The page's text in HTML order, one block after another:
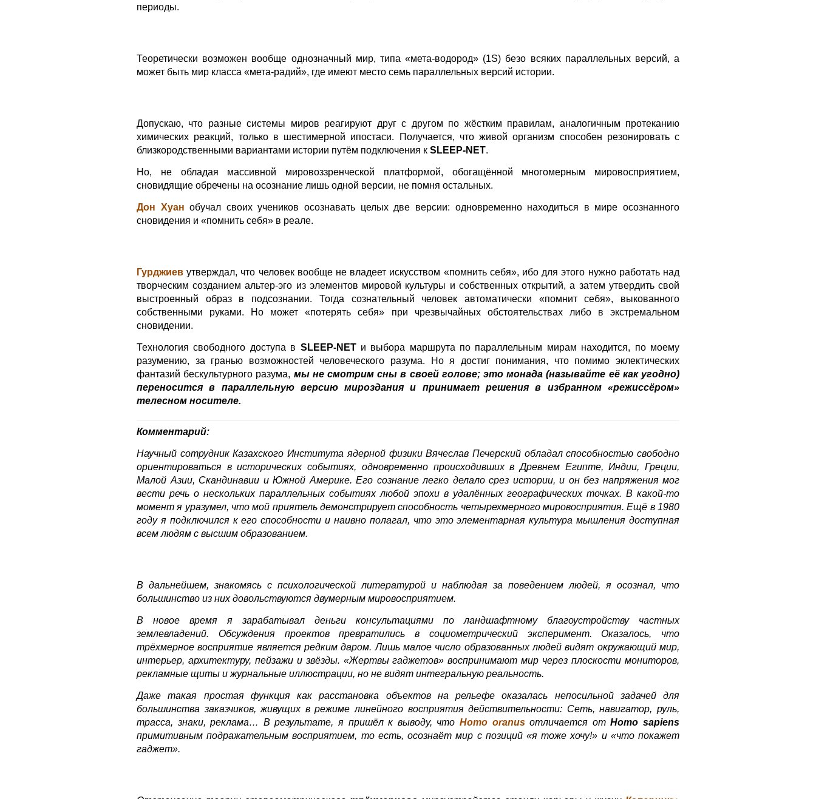
периоды.
Теоретически возможен вообще однозначный мир, типа «мета-водород» (1S) безо всяких параллельных версий, а
может быть мир класса «мета-радий», где имеют место семь параллельных версий истории.
Допускаю, что разные системы миров реагируют друг с другом по жёстким правилам, аналогичным протеканию
химических реакций, только в шестимерной ипостаси. Получается, что живой организм способен резонировать с
близкородственными вариантами истории путём подключения к SLEEP-NET.
Но, не обладая массивной мировоззренческой платформой, обогащённой многомерным мировосприятием,
сновидящие обречены на осознание лишь одной версии, не помня остальных.
Дон Хуан обучал своих учеников осознавать целых две версии: одновременно находиться в мире осознанного
сновидения и «помнить себя» в реале.
Гурджиев утверждал, что человек вообще не владеет искусством «помнить себя», ибо для этого нужно работать над
творческим созданием альтер-эго из элементов мировой культуры и собственных открытий, а затем утвердить свой
выстроенный образ в подсознании. Тогда сознательный человек автоматически «помнит себя», выкованного
собственными руками. Но может «потерять себя» при чрезвычайных обстоятельствах либо в экстремальном
сновидении.
Технология свободного доступа в SLEEP-NETи выбора маршрута по параллельным мирам находится, по моему
разумению, за гранью возможностей человеческого разума. Но я достиг понимания, что помимо эклектических
фантазий бескультурного разума, мы не смотрим сны в своей голове; это монада (называйте её как угодно)
переносится в параллельную версию мироздания и принимает решения в избранном «режиссёром»
телесном носителе.
Комментарий:
Научный сотрудник Казахского Института ядерной физики Вячеслав Печерский обладал способностью свободно
ориентироваться в исторических событиях, одновременно происходивших в Древнем Египте, Индии, Греции,
Малой Азии, Скандинавии и Южной Америке. Его сознание легко делало срез истории, и он без напряжения мог
вести речь о нескольких параллельных событиях любой эпохи в удалённых географических точках. В какой-то
момент я уразумел, что мой приятель демонстрирует способность четырехмерного мировосприятия. Ещё в 1980
году я подключился к его способности и наивно полагал, что это элементарная культура мышления доступная
всем людям с высшим образованием.
В дальнейшем, знакомясь с психологической литературой и наблюдая за поведением людей, я осознал, что
большинство из них довольствуются двумерным мировосприятием.
В новое время я зарабатывал деньги консультациями по ландшафтному благоустройству частных
землевладений. Обсуждения проектов превратились в социометрический эксперимент. Оказалось, что
трёхмерное восприятие является редким даром. Лишь малое число образованных людей видят окружающий мир,
интерьер, архитектуру, пейзажи и звёзды. «Жертвы гаджетов» воспринимают мир через плоскости мониторов,
рекламные щиты и журнальные иллюстрации, но не видят интегральную реальность.
Даже такая простая функция как расстановка объектов на рельефе оказалась непосильной задачей для
большинства заказчиков, живущих в режиме линейного восприятия действительности: Сеть, навигатор, руль,
трасса, знаки, реклама… В результате, я пришёл к выводу, что Homo oranus отличается отHomo sapiens
примитивным подражательным восприятием, то есть, осознаёт мир с позиций «я тоже хочу!» и «что покажет
гаджет».